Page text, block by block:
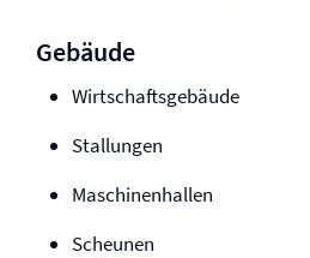
Gebäude
Wirtschaftsgebäude
Stallungen
Maschinenhallen
Scheunen